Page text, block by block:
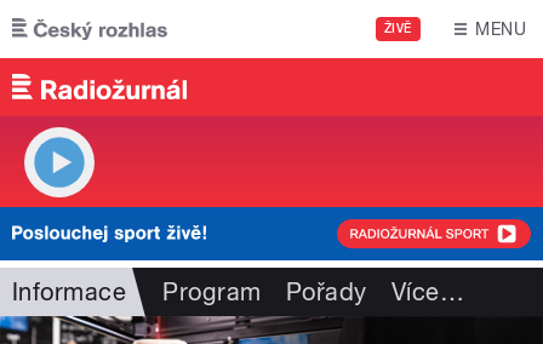
Přejít k hlavnímu obsahu
ŽIVĚ MENU
Informace Program Pořady Více…